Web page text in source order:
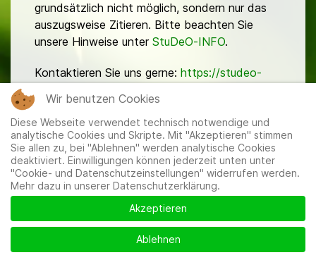
grundsätzlich nicht möglich, sondern nur das
auszugsweise Zitieren. Bitte beachten Sie
unsere Hinweise unter StuDeO-INFO.
Kontaktieren Sie uns gerne: https://studeo-
Mitglieder|Impressum|Datenschutzerklärung|Cookie-
und Datenschutzeinstellungen
Wir benutzen Cookies
Diese Webseite verwendet technisch notwendige und
analytische Cookies und Skripte. Mit "Akzeptieren" stimmen
Sie allen zu, bei "Ablehnen" werden analytische Cookies
deaktiviert. Einwilligungen können jederzeit unten unter
"Cookie- und Datenschutzeinstellungen" widerrufen werden.
Mehr dazu in unserer Datenschutzerklärung.
Akzeptieren
Ablehnen